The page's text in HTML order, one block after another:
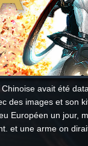
avait été
des images et son
Européen un jour,
et une arme on